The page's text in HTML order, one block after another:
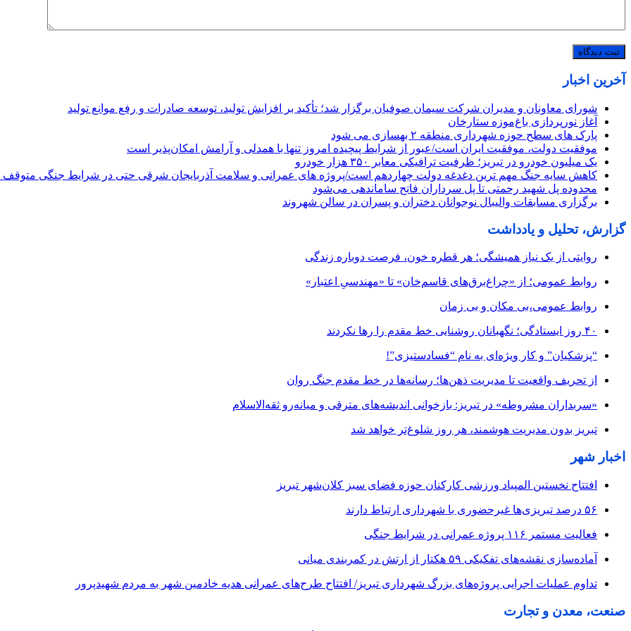
آخرین اخبار
شورای معاونان و مدیران شرکت سیمان صوفیان برگزار شد؛ تأکید بر افزایش تولید، توسعه صادرات و رفع موانع تولید
آغاز نورپردازی باغ‌موزه ستارخان
پارک های سطح حوزه شهرداری منطقه ۲ بهسازی می شود
موفقیت دولت، موفقیت ایران است/عبور از شرایط پیچیده امروز تنها با همدلی و آرامش امکان‌پذیر است
یک میلیون خودرو در تبریز؛ ظرفیت ترافیکی معابر ۳۵۰ هزار خودرو
کاهش سایه جنگ مهم ‌ترین دغدغه دولت چهاردهم است/پروژه ‌های عمرانی و سلامت آذربایجان شرقی حتی در شرایط جنگی متوقف
محدوده پل شهید رحمتی تا پل سرداران فاتح ساماندهی می‌شود
برگزاری مسابقات والیبال نوجوانان دختران و پسران در سالن شهروند
گزارش، تحلیل و یادداشت
روایتی از یک نیاز همیشگی؛ هر قطره خون، فرصت دوباره زندگی
روابط عمومی؛ از «چراغ‌برق‌های قاسم‌خان» تا «مهندسیِ اعتبار»
روابط عمومی،بی مکان و بی زمان
۴۰ روز ایستادگی؛ نگهبانان روشنایی خط مقدم را رها نکردند
“پزشکیان” و کار ویژه‌ای به نام “فسادستیزی”!
از تحریف واقعیت تا مدیریت ذهن‌ها؛ رسانه‌ها در خط مقدم جنگ روان
«سربداران مشروطه» در تبریز: بازخوانی اندیشه‌های مترقی و میانه‌رو ثقه‌الاسلام
تبریز بدون مدیریت هوشمند، هر روز شلوغ‌تر خواهد شد
اخبار شهر
افتتاح نخستین المپیاد ورزشی کارکنان حوزه فضای سبز کلان‌شهر تبریز
۵۶ درصد تبریزی‌ها غیرحضوری با شهرداری ارتباط دارند
فعالیت مستمر ۱۱۶ پروژه عمرانی در شرایط جنگی
آماده‌سازی نقشه‌های تفکیکی ۵۹ هکتار از ارتش در کمربندی میانی
تداوم عملیات اجرایی پروژه‌های بزرگ شهرداری تبریز/ افتتاح طرح‌های عمرانی هدیه خادمین شهر به مردم شهیدپرور
صنعت، معدن و تجارت